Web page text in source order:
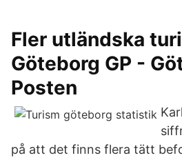
Fler utländska
Göteborg GP -
Posten
på att det finns flera tätt